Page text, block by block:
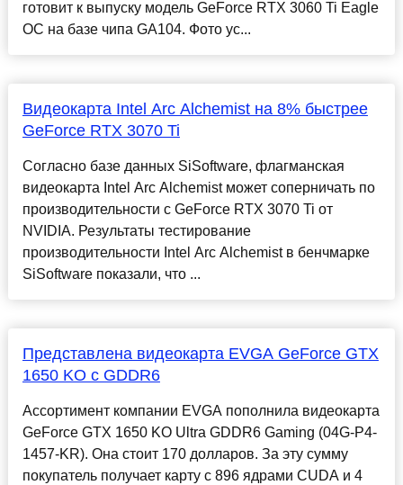
готовит к выпуску модель GeForce RTX 3060 Ti Eagle
OC на базе чипа GA104. Фото ус...
Видеокарта Intel Arc Alchemist на 8% быстрее
GeForce RTX 3070 Ti
Согласно базе данных SiSoftware, флагманская
видеокарта Intel Arc Alchemist может соперничать по
производительности с GeForce RTX 3070 Ti от
NVIDIA. Результаты тестирование
производительности Intel Arc Alchemist в бенчмарке
SiSoftware показали, что ...
Представлена видеокарта EVGA GeForce GTX
1650 KO с GDDR6
Ассортимент компании EVGA пополнила видеокарта
GeForce GTX 1650 KO Ultra GDDR6 Gaming (04G-P4-
1457-KR). Она стоит 170 долларов. За эту сумму
покупатель получает карту с 896 ядрами CUDA и 4